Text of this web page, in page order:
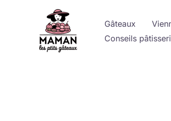
Gâteaux
Conseils